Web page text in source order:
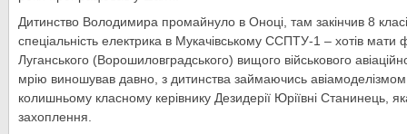
Дитинство Володимира промайнуло в Оноці, там закінчив 8
спеціальність електрика в Мукачівському CСПТУ-1 – хотів
Луганського (Ворошиловградського) вищого військового
мрію виношував давно, з дитинства займаючись
колишньому класному керівнику Дезидерії Юріївні Станинець,
захоплення.